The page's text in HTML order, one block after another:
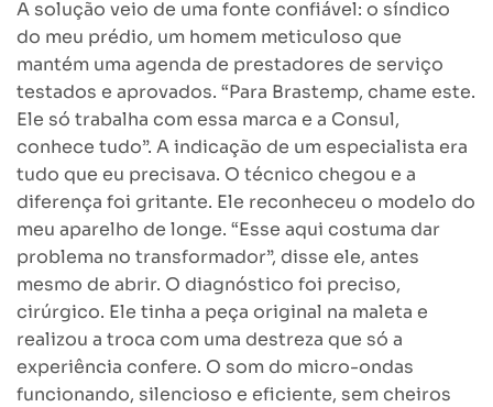
A solução veio de uma fonte confiável: o síndico
do meu prédio, um homem meticuloso que
mantém uma agenda de prestadores de serviço
testados e aprovados. “Para Brastemp, chame este.
Ele só trabalha com essa marca e a Consul,
conhece tudo”. A indicação de um especialista era
tudo que eu precisava. O técnico chegou e a
diferença foi gritante. Ele reconheceu o modelo do
meu aparelho de longe. “Esse aqui costuma dar
problema no transformador”, disse ele, antes
mesmo de abrir. O diagnóstico foi preciso,
cirúrgico. Ele tinha a peça original na maleta e
realizou a troca com uma destreza que só a
experiência confere. O som do micro-ondas
funcionando, silencioso e eficiente, sem cheiros